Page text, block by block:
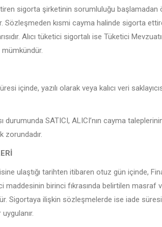
sigorta şirketinin sorumluluğu başlamadan
Sözleşmeden kısmi cayma halinde sigorta
Alıcı tüketici sigortalı ise Tüketici
mümkündür.
içinde, yazılı olarak veya kalıcı veri
SATICI, ALICI’nın cayma
zorundadır.
ulaştığı tarihten itibaren otuz gün içinde,
birinci fıkrasında belirtilen masraf
Sigortaya ilişkin sözleşmelerde ise iade süresi